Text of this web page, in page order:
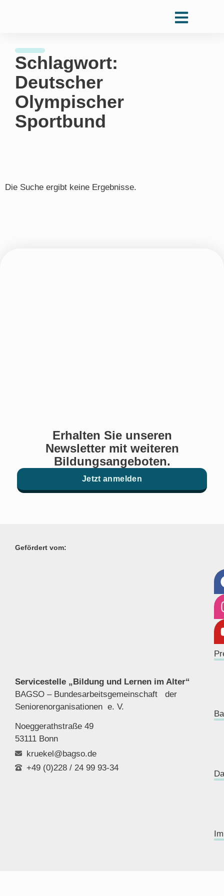
Schlagwort:
Deutscher
Olympischer
Sportbund
Die Suche ergibt keine Ergebnisse.
Erhalten Sie unseren
Newsletter mit weiteren
Bildungsangeboten.
Jetzt anmelden
Gefördert vom:
Servicestelle „Bildung und Lernen im Alter“
BAGSO – Bundesarbeitsgemeinschaft der
Seniorenorganisationen e. V.
Noeggerathstraße 49
53111 Bonn
kruekel@bagso.de
+49 (0)228 / 24 99 93-34